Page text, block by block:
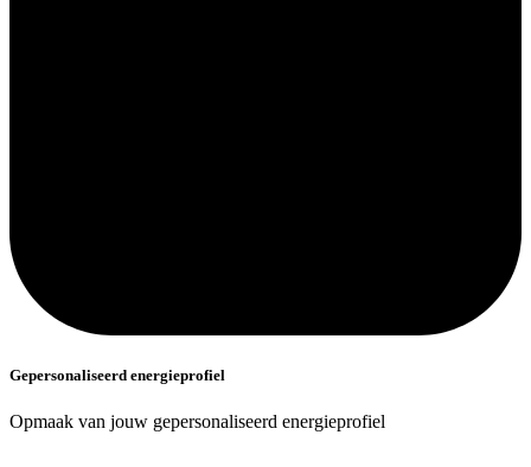
Gepersonaliseerd energieprofiel
Opmaak van jouw gepersonaliseerd energieprofiel